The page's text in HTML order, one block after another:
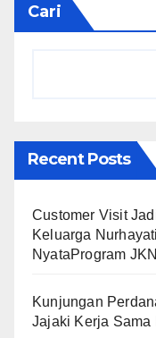
Cari
Recent Posts
Customer Visit
Keluarga
NyataProgram JKN
Kunjungan
Jajaki Kerja